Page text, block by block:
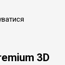
3D